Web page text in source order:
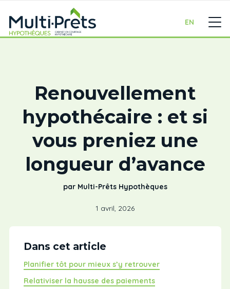
EN
Renouvellement
hypothécaire : et si
vous preniez une
longueur d’avance
par Multi-Prêts Hypothèques
1 avril, 2026
Dans cet article
Planifier tôt pour mieux s’y retrouver
Relativiser la hausse des paiements